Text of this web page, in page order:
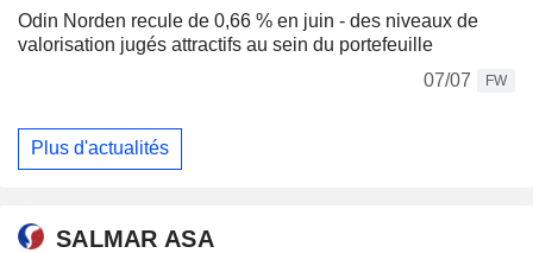
Odin Norden recule de 0,66 % en juin - des niveaux de
valorisation jugés attractifs au sein du portefeuille
07/07
FW
Plus d'actualités
SALMAR ASA